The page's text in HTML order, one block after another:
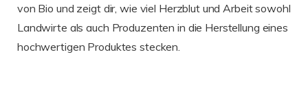
von Bio und zeigt dir, wie viel Herzblut und Arbeit sowohl
Landwirte als auch Produzenten in die Herstellung eines
hochwertigen Produktes stecken.